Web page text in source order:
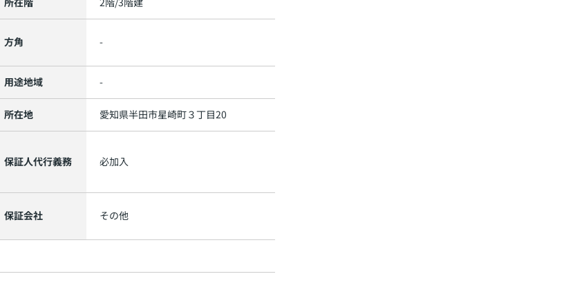
方角 -
用途地域 -
所在地 愛知県半田市星崎町３丁目20
保証人代行義務 必加入
保証会社 その他